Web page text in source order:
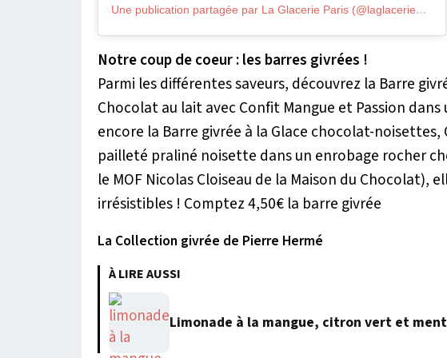
Une publication partagée par La Glacerie Paris (@laglacerieparis)
Notre coup de coeur : les barres givrées !
Parmi les différentes saveurs, découvrez la Barre
Chocolat au lait avec Confit Mangue et Passion
encore la Barre givrée à la Glace chocolat-
pailleté praliné noisette dans un enrobage rocher
le MOF Nicolas Cloiseau de la Maison du Chocolat),
irrésistibles ! Comptez 4,50€ la barre givrée
La Collection givrée de Pierre Hermé
À LIRE AUSSI
Limonade à la mangue, citron vert et